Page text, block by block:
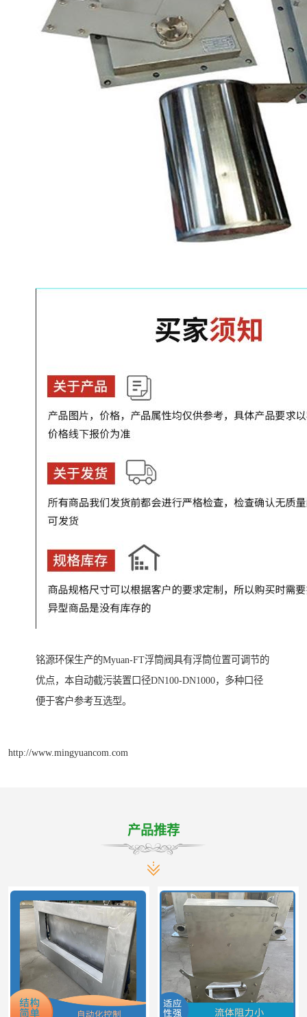
铭源环保生产的Myuan-FT浮筒阀具有浮筒位置可调节的
优点，本自动截污装置口径DN100-DN1000，多种口径
便于客户参考互选型。
http://www.mingyuancom.com
产品推荐